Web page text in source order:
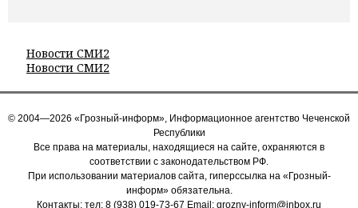
Новости СМИ2
Новости СМИ2
© 2004—2026 «Грозный-информ», Информационное агентство Чеченской
Республики
Все права на материалы, находящиеся на сайте, охраняются в
соответствии с законодательством РФ.
При использовании материалов сайта, гиперссылка на «Грозный-
информ» обязательна.
Контакты: тел: 8 (938) 019-73-67 Email: grozny-inform@inbox.ru